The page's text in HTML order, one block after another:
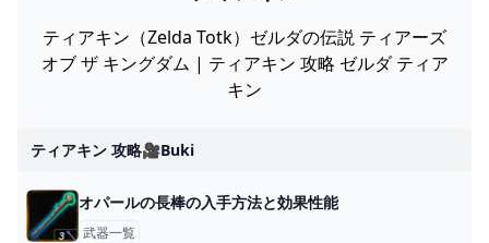
ティアキン（Zelda Totk）ゼルダの伝説 ティアーズ
オブ ザ キングダム | ティアキン 攻略 ゼルダ ティア
キン
ティアキン 攻略🎥buki
オパールの長棒の入手方法と効果性能
武器一覧